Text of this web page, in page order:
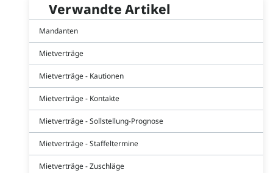
Verwandte Artikel
Mandanten
Mietverträge
Mietverträge - Kautionen
Mietverträge - Kontakte
Mietverträge - Sollstellung-Prognose
Mietverträge - Staffeltermine
Mietverträge - Zuschläge